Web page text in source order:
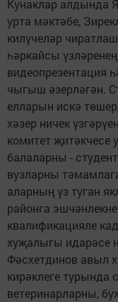
Кунаклар алдында
урта мәктәбе,
килүчеләр
һәркайсы
видеопрезентация
чыгыш әзерләгән.
елларын искә
хәзер ничек
комитет
балаларны -
вузларны
аларның үз туган
районга
квалификацияле
хуҗалыгы идарәсе
Фәсхетдинов авыл
кирәклеге турында
ветеринарларны,